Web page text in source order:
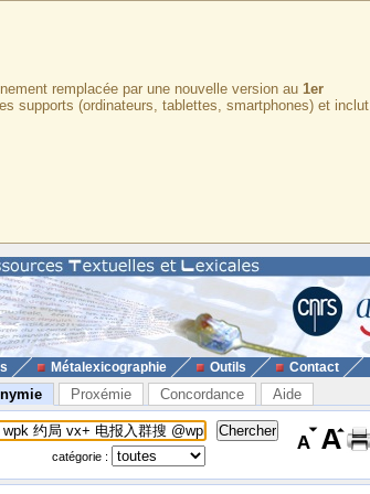
remplacée par une nouvelle version au 1er
supports (ordinateurs, tablettes, smartphones) et inclut
Métalexicographie Outils Contact
Proxémie Concordance Aide
catégorie :